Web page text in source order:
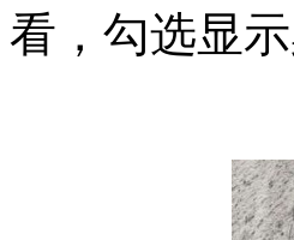
看，勾选显